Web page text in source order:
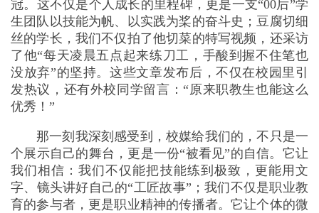
冠。这不仅是个人成长的里程碑，更是一支“00后”学
生团队以技能为帆、以实践为桨的奋斗史；豆腐切细
丝的学长，我们不仅拍了他切菜的特写视频，还采访
了他“每天凌晨五点起来练刀工，手酸到握不住笔也
没放弃”的坚持。这些文章发布后，不仅在校园里引
发热议，还有外校同学留言：“原来职教生也能这么
优秀！”
那一刻我深刻感受到，校媒给我们的，不只是一
个展示自己的舞台，更是一份“被看见”的自信。它让
我们相信：我们不仅能把技能练到极致，更能用文
字、镜头讲好自己的“工匠故事”；我们不仅是职业教
育的参与者，更是职业精神的传播者。它让个体的微